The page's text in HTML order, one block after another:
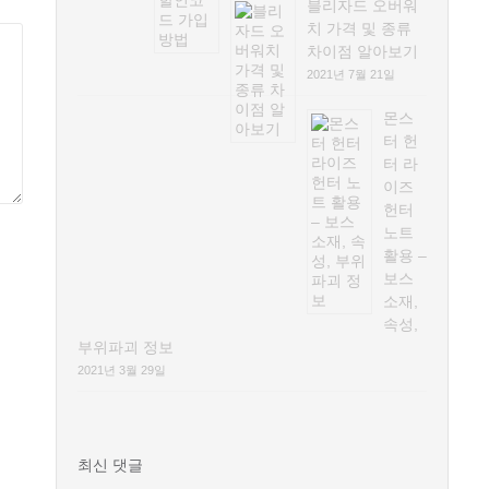
블리자드 오버워
치 가격 및 종류
차이점 알아보기
2021년 7월 21일
몬스
터 헌
터 라
이즈
헌터
노트
활용 –
보스
소재,
속성,
부위파괴 정보
2021년 3월 29일
최신 댓글